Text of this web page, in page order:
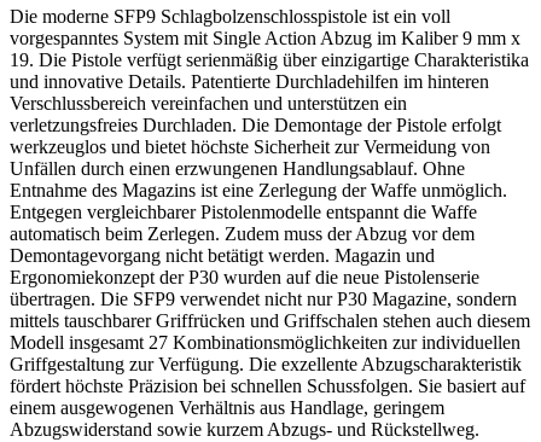
Die moderne SFP9 Schlagbolzenschlosspistole ist ein voll
vorgespanntes System mit Single Action Abzug im Kaliber 9 mm x
19. Die Pistole verfügt serienmäßig über einzigartige Charakteristika
und innovative Details. Patentierte Durchladehilfen im hinteren
Verschlussbereich vereinfachen und unterstützen ein
verletzungsfreies Durchladen. Die Demontage der Pistole erfolgt
werkzeuglos und bietet höchste Sicherheit zur Vermeidung von
Unfällen durch einen erzwungenen Handlungsablauf. Ohne
Entnahme des Magazins ist eine Zerlegung der Waffe unmöglich.
Entgegen vergleichbarer Pistolenmodelle entspannt die Waffe
automatisch beim Zerlegen. Zudem muss der Abzug vor dem
Demontagevorgang nicht betätigt werden. Magazin und
Ergonomiekonzept der P30 wurden auf die neue Pistolenserie
übertragen. Die SFP9 verwendet nicht nur P30 Magazine, sondern
mittels tauschbarer Griffrücken und Griffschalen stehen auch diesem
Modell insgesamt 27 Kombinationsmöglichkeiten zur individuellen
Griffgestaltung zur Verfügung. Die exzellente Abzugscharakteristik
fördert höchste Präzision bei schnellen Schussfolgen. Sie basiert auf
einem ausgewogenen Verhältnis aus Handlage, geringem
Abzugswiderstand sowie kurzem Abzugs- und Rückstellweg.